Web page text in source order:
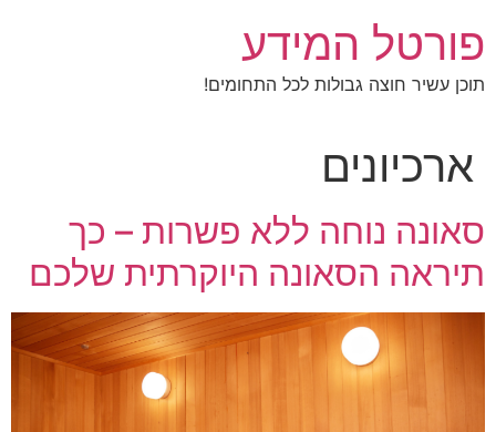
לתוכן
פורטל המידע
תוכן עשיר חוצה גבולות לכל התחומים!
ארכיונים
סאונה נוחה ללא פשרות – כך
תיראה הסאונה היוקרתית שלכם